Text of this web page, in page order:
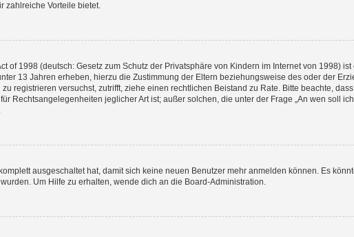
zahlreiche Vorteile bietet.
of 1998 (deutsch: Gesetz zum Schutz der Privatsphäre von Kindern im Internet von 1998)
13 Jahren erheben, hierzu die Zustimmung der Eltern beziehungsweise des oder der
registrieren versuchst, zutrifft, ziehe einen rechtlichen Beistand zu Rate. Bitte beachte,
Rechtsangelegenheiten jeglicher Art ist; außer solchen, die unter der Frage „An wen soll
ausgeschaltet hat, damit sich keine neuen Benutzer mehr anmelden können. Es
Um Hilfe zu erhalten, wende dich an die Board-Administration.